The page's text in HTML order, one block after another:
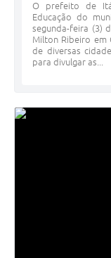
O prefeito de
Educação do
segunda-feira (3)
Milton Ribeiro em
de diversas
para divulgar as...